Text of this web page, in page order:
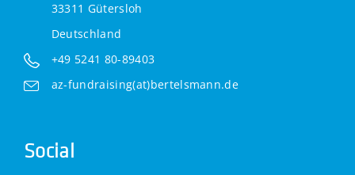
33311 Gütersloh
Deutschland
+49 5241 80-89403
az-fundraising(at)bertelsmann.de
Social